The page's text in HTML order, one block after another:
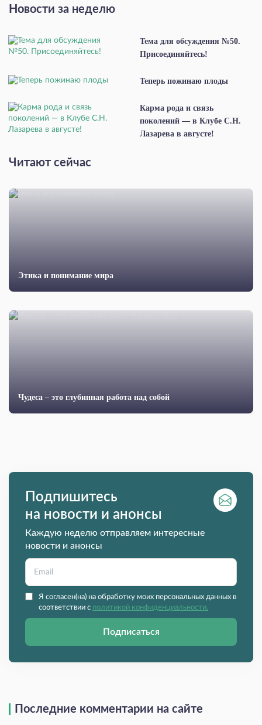
Новости за неделю
Тема для обсуждения №50.
Присоединяйтесь!
Теперь пожинаю плоды
Карма рода и связь
поколений — в Клубе С.Н.
Лазарева в августе!
Читают сейчас
Этика и понимание мира
Чудеса – это глубинная работа над собой
Подпишитесь
на новости и анонсы
Каждую неделю отправляем интересные
новости и анонсы
Я согласен(на) на обработку моих персональных данных в
соответствии с политикой конфиденциальности.
Подписаться
Последние комментарии на сайте